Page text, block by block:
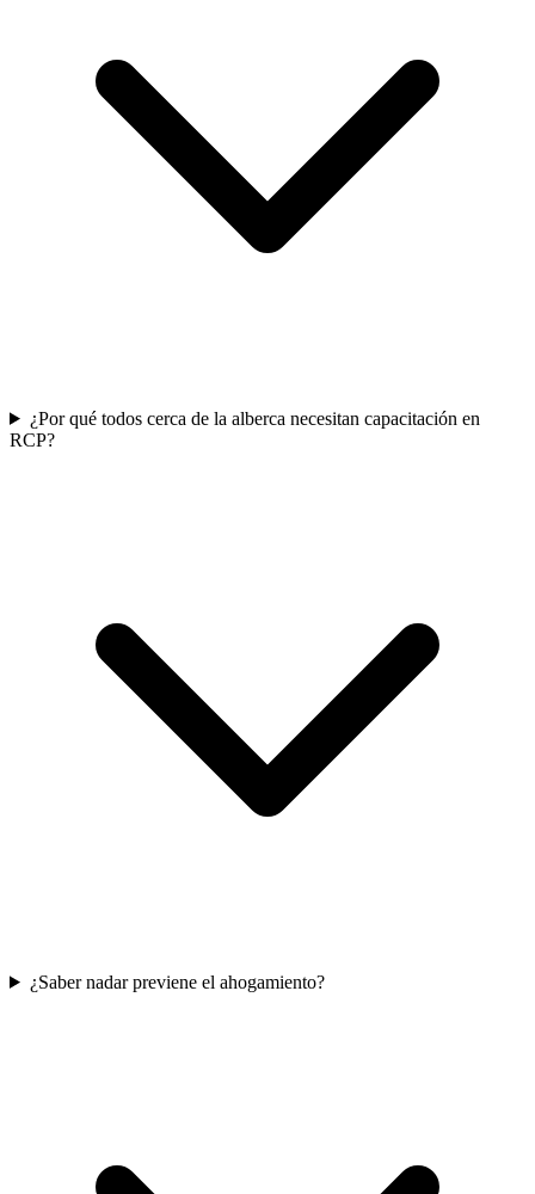
¿Por qué todos cerca de la alberca necesitan capacitación en
RCP?
¿Saber nadar previene el ahogamiento?